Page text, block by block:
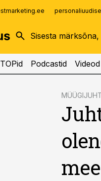
imelineajalugu.ee
TOPid Podcastid Videod